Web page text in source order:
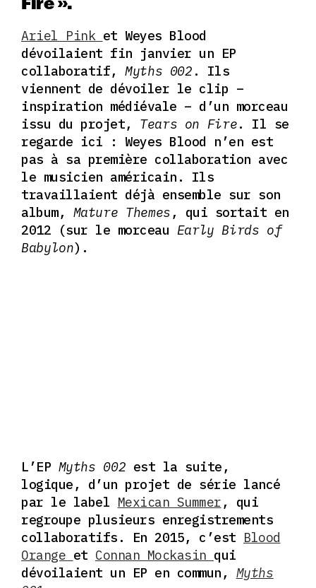
Ariel Pink et Weyes Blood
dévoilaient fin janvier un EP
collaboratif, Myths 002 . Ils
viennent de dévoiler le clip –
inspiration médiévale – d’un morceau
issu du projet, Tears on Fire. Il se
regarde ici : Weyes Blood n’en est
pas à sa première collaboration avec
le musicien américain. Ils
travaillaient déjà ensemble sur son
album, Mature Themes , qui sortait en
2012 (sur le morceau Early Birds of
Babylon).
L’EP Myths 002 est la suite,
logique, d’un projet de série lancé
par le label Mexican Summer , qui
regroupe plusieurs enregistrements
collaboratifs. En 2015, c’est Blood
Orange et Connan Mockasin qui
dévoilaient un EP en commun, Myths